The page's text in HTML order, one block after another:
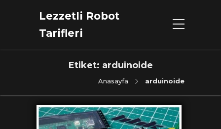
Lezzetli Robot
Tarifleri
Etiket: arduinoide
Anasayfa arduinoide